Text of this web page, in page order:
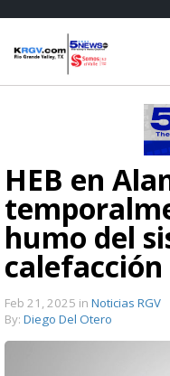
HEB en
humo del
calefacción
Feb 21, 2025 in Noticias RGV
By: Diego Del Otero